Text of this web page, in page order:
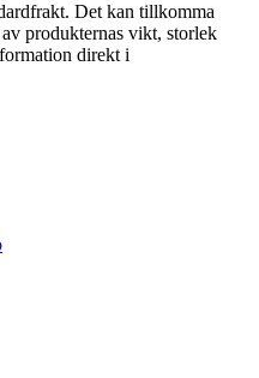
Det kan tillkomma
produkternas vikt, storlek
direkt i